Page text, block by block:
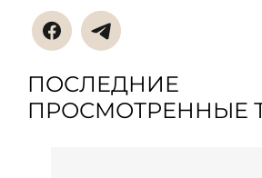
ПОСЛЕДНИЕ
ПРОСМОТРЕННЫЕ